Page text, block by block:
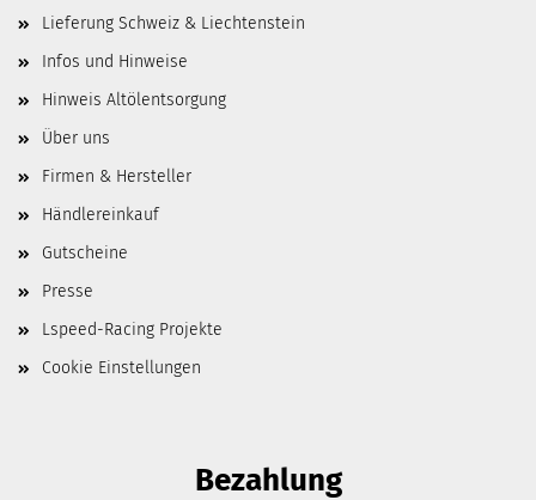
Lieferung Schweiz & Liechtenstein
Infos und Hinweise
Hinweis Altölentsorgung
Über uns
Firmen & Hersteller
Händlereinkauf
Gutscheine
Presse
Lspeed-Racing Projekte
Cookie Einstellungen
Bezahlung